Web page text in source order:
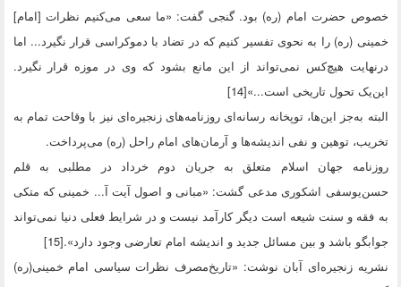
خصوص حضرت امام (ره) بود. گنجی گفت: «ما سعی می‌کنیم نظرات [امام]
خمینی (ره) را به نحوی تفسیر کنیم که در تضاد با دموکراسی قرار نگیرد... اما
درنهایت هیچ‌کس نمی‌تواند از این مانع بشود که وی در موزه قرار نگیرد.
این‌یک تحول تاریخی است...»[14]
البته به‌جز این‌ها، توپخانه رسانه‌ای روزنامه‌های زنجیره‌ای نیز با وقاحت تمام به
تخریب، توهین و نفی اندیشه‌ها و آرمان‌های امام راحل (ره) می‌پرداخت.
روزنامه جهان اسلام متعلق به جریان دوم خرداد در مطلبی به قلم
حسن‌یوسفی اشکوری مدعی گشت: «مبانی و اصول آیت آ... خمینی که متکی
به فقه و سنت شیعه است دیگر کارآمد نیست و در شرایط فعلی دنیا نمی‌تواند
جوابگو باشد و بین مسائل جدید و اندیشه امام تعارضی وجود دارد».[15]
نشریه زنجیره‌ای آبان نوشت: «تاریخ‌مصرف نظرات سیاسی امام خمینی(ره)